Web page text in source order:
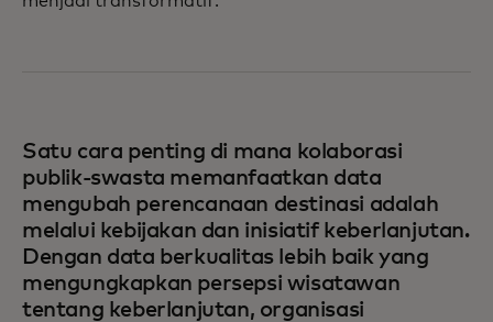
Satu cara penting di mana kolaborasi
publik-swasta memanfaatkan data
mengubah perencanaan destinasi adalah
melalui kebijakan dan inisiatif keberlanjutan.
Dengan data berkualitas lebih baik yang
mengungkapkan persepsi wisatawan
tentang keberlanjutan, organisasi